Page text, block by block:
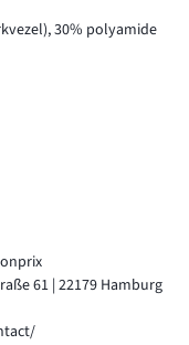
30% polyamide
61 | 22179 Hamburg